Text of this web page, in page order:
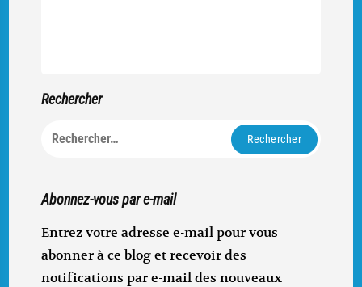
Rechercher
Rechercher :
Abonnez-vous par e-mail
Entrez votre adresse e-mail pour vous
abonner à ce blog et recevoir des
notifications par e-mail des nouveaux